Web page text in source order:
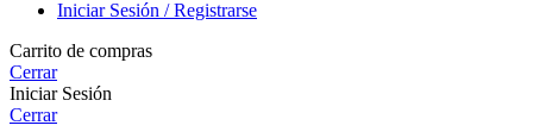
Iniciar Sesión / Registrarse
Carrito de compras
Cerrar
Iniciar Sesión
Cerrar